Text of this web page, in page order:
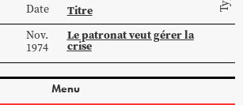
Date Titre
Nov.
1974
Le patronat veut gérer la
crise
Menu